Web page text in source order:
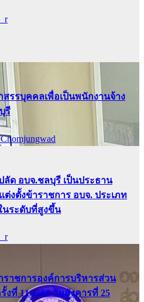
รรบุคคลเพื่อเป็นพนักงานจ้าง
รี
ด อบจ.ชลบุรี เป็นประธาน
งตั้งข้าราชการ อบจ. ประเภท
นระดับที่สูงขึ้น
าชการองค์การบริหารส่วน
ที่ 11/2568 วันอังคารที่ 25